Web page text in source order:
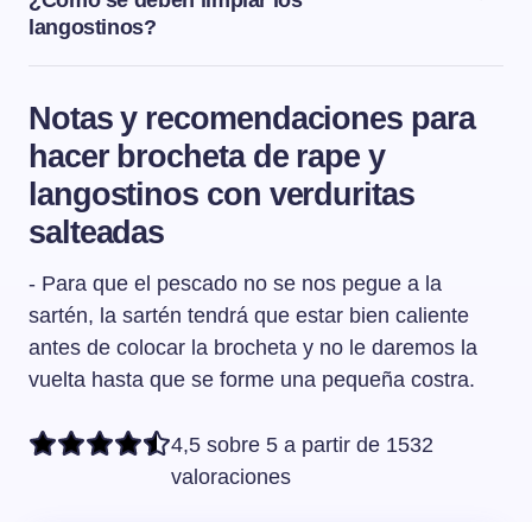
langostinos?
Los langostinos se deben limpiar en abundante agua
podemos retirarles el intestino con una puntilla o un
cuchillo pequeño. Para ello, introducimos la punta por
debajo del intestino, sacamos la puntilla con cuidado y
tiramos del intestino del langostino hasta sacarlo
completamente.
Notas y recomendaciones para
hacer brocheta de rape y
langostinos con verduritas
salteadas
- Para que el pescado no se nos pegue a la
sartén, la sartén tendrá que estar bien caliente
antes de colocar la brocheta y no le daremos la
vuelta hasta que se forme una pequeña costra.
4,5 sobre 5 a partir de 1532
valoraciones